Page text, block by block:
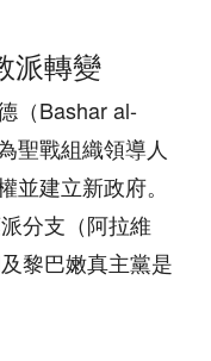
派轉變
（Bashar al-
聖戰組織領導人
建立新政府。
分支（阿拉維
黎巴嫩真主黨是